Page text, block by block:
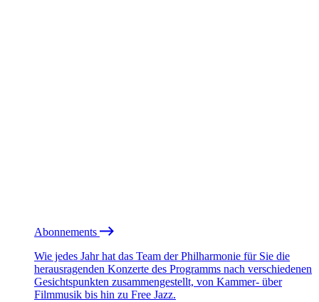
Abonnements
Wie jedes Jahr hat das Team der Philharmonie für Sie die
herausragenden Konzerte des Programms nach verschiedenen
Gesichtspunkten zusammengestellt, von Kammer- über
Filmmusik bis hin zu Free Jazz.